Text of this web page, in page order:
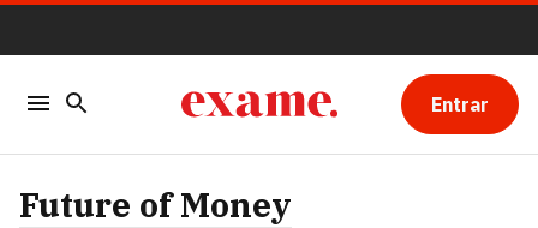
Entrar
Future of Money